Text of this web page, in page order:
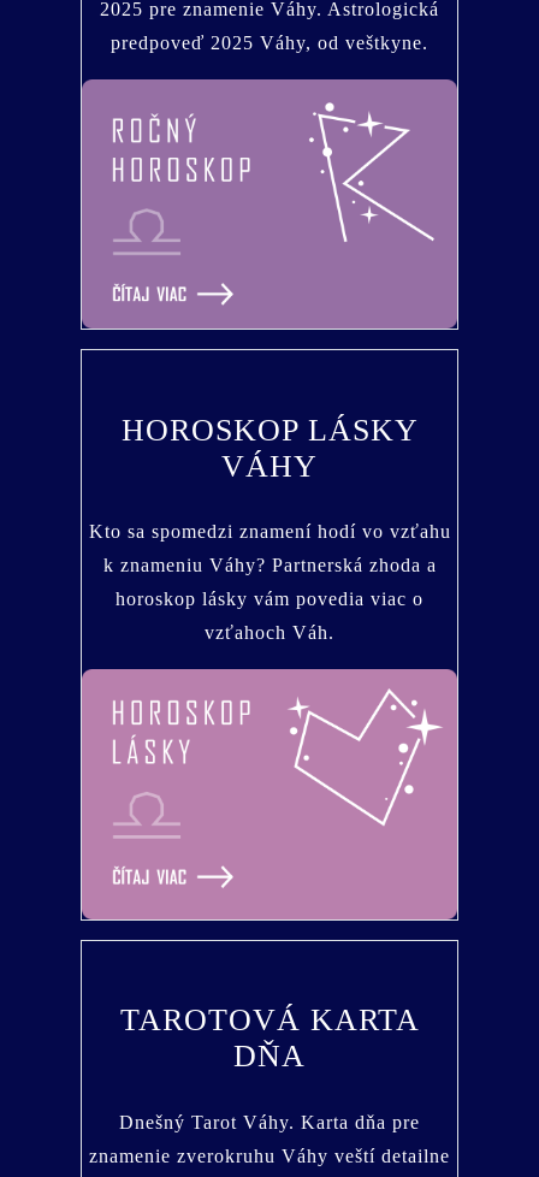
2025 pre znamenie Váhy. Astrologická
predpoveď 2025 Váhy, od veštkyne.
HOROSKOP LÁSKY
VÁHY
Kto sa spomedzi znamení hodí vo vzťahu
k znameniu Váhy? Partnerská zhoda a
horoskop lásky vám povedia viac o
vzťahoch Váh.
TAROTOVÁ KARTA
DŇA
Dnešný Tarot Váhy. Karta dňa pre
znamenie zverokruhu Váhy veští detailne